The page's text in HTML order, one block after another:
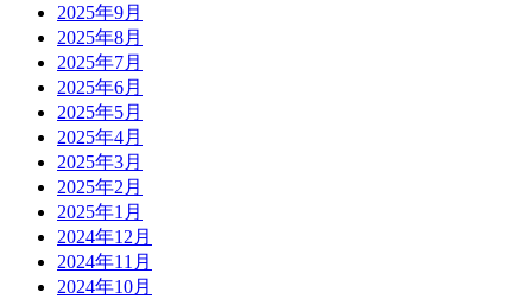
2025年9月
2025年8月
2025年7月
2025年6月
2025年5月
2025年4月
2025年3月
2025年2月
2025年1月
2024年12月
2024年11月
2024年10月